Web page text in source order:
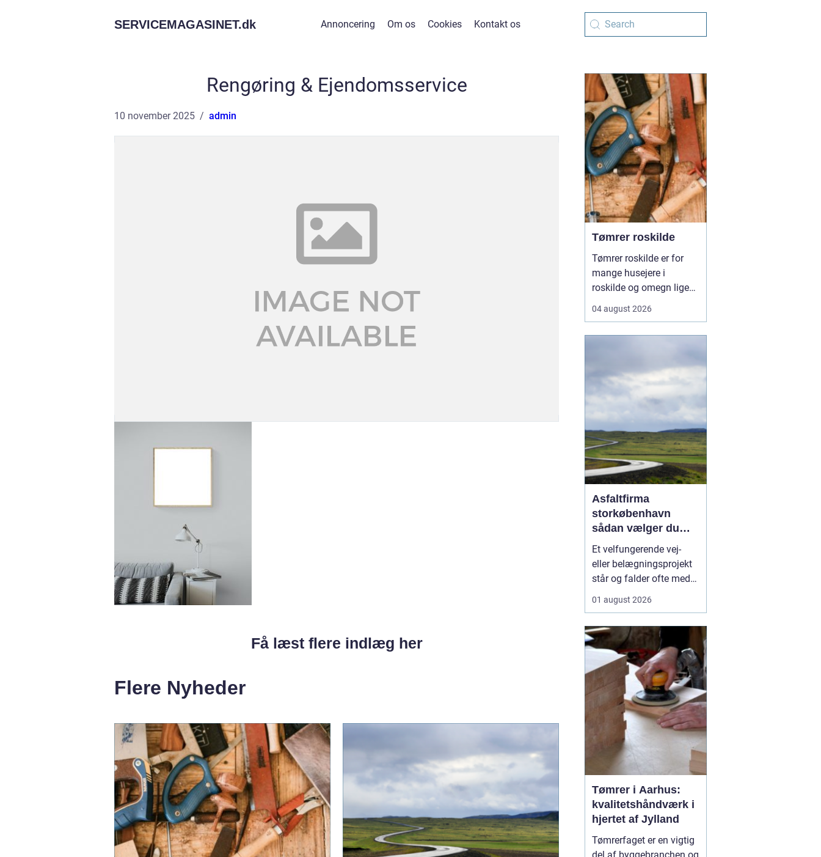
SERVICEMAGASINET.dk Annoncering Om os Cookies Kontakt os
Rengøring & Ejendomsservice
10 november 2025 admin
Få læst flere indlæg her
Flere Nyheder
Tømrer roskilde
Tømrer roskilde er for
mange husejere i
roskilde og omegn ligeså
en håndværker, fordi
løsning der holder i
mange år. Valg af tømrer
roskild...
04 august 2026
Asfaltfirma
storkøbenhavn
sådan vælger du
den rette
samarbejdspartner
Et velfungerende vej-
eller belægningsprojekt
står og falder ofte med
Storkøbenhavn er
er tæt, tidsplanerne
stramme, og pladsen på
byggepladserne er ofte
begrænset. Derfor har
entreprenører,
virksomhed...
01 august 2026
Tømrer i Aarhus:
kvalitetshåndværk i
hjertet af Jylland
Tømrerfaget er en vigtig